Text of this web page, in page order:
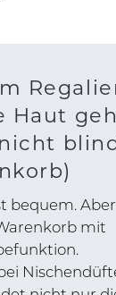
Haut
bequem.
mit